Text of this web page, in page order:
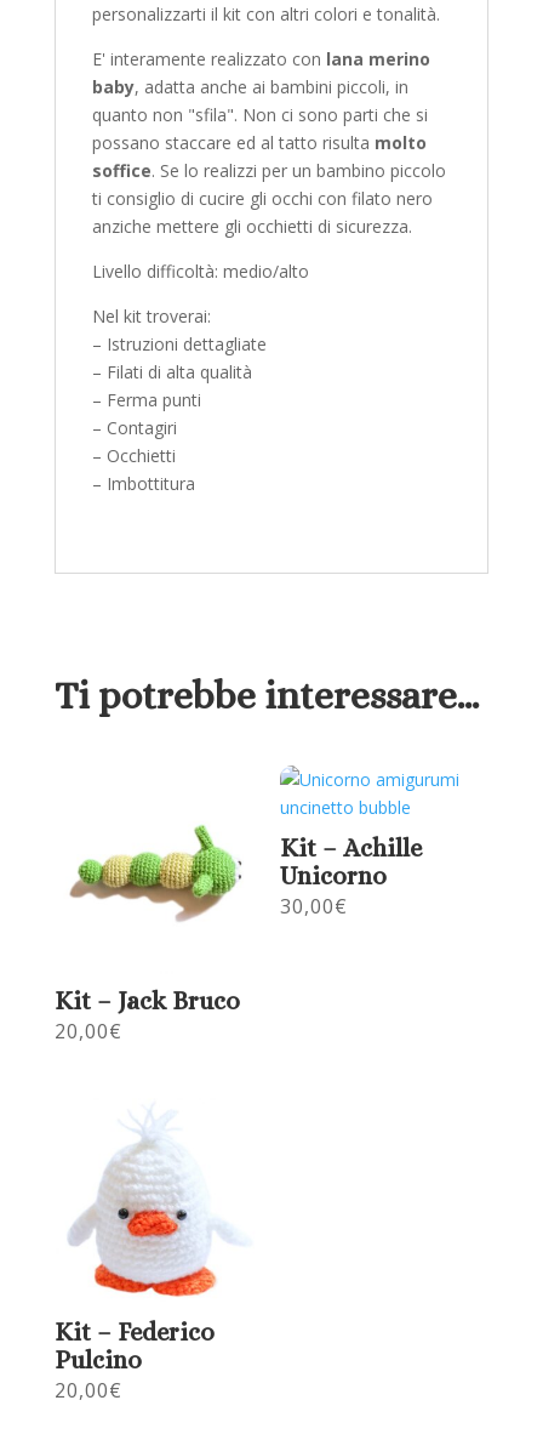
personalizzarti il kit con altri colori e tonalità.
E' interamente realizzato con lana merino
baby, adatta anche ai bambini piccoli, in
quanto non "sfila". Non ci sono parti che si
possano staccare ed al tatto risulta molto
soffice. Se lo realizzi per un bambino piccolo
ti consiglio di cucire gli occhi con filato nero
anziche mettere gli occhietti di sicurezza.
Livello difficoltà: medio/alto
Nel kit troverai:
– Istruzioni dettagliate
– Filati di alta qualità
– Ferma punti
– Contagiri
– Occhietti
– Imbottitura
Ti potrebbe interessare…
Kit – Jack Bruco
20,00€
Kit – Achille
Unicorno
30,00€
Kit – Federico
Pulcino
20,00€